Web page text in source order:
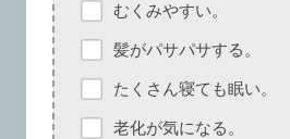
むくみやすい。
髪がパサパサする。
たくさん寝ても眠い。
老化が気になる。